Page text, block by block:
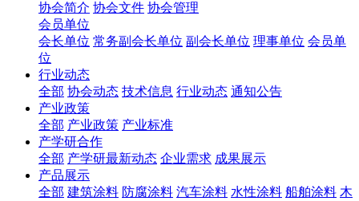
协会简介 协会文件 协会管理
会员单位
会长单位 常务副会长单位 副会长单位 理事单位 会员单
位
行业动态
全部 协会动态 技术信息 行业动态 通知公告
产业政策
全部 产业政策 产业标准
产学研合作
全部 产学研最新动态 企业需求 成果展示
产品展示
全部 建筑涂料 防腐涂料 汽车涂料 水性涂料 船舶涂料 木